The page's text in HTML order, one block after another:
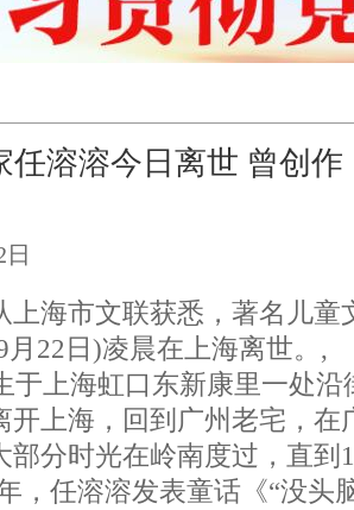
任溶溶今日离世 曾创作
海市文联获悉，著名儿童
月22日)凌晨在上海离世
于上海虹口东新康里一处沿
开上海，回到广州老宅，在
部分时光在岭南度过，直到
任溶溶发表童话《“没头